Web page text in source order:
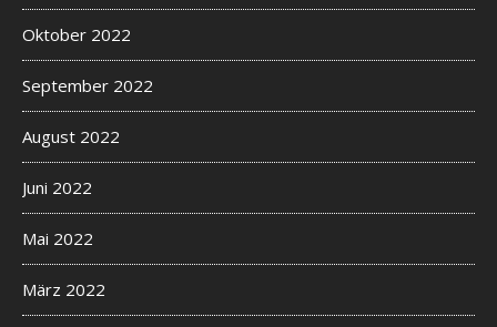
Oktober 2022
September 2022
August 2022
Juni 2022
Mai 2022
März 2022